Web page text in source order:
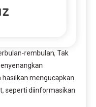
rembulan, Tak
mengucapkan
seperti diinformasikan